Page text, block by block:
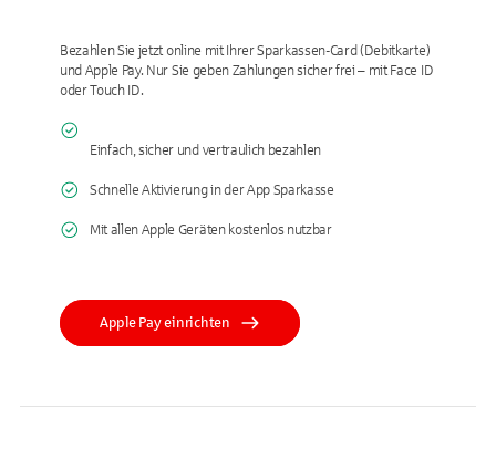
Bezahlen Sie jetzt online mit Ihrer Sparkassen-Card (Debitkarte)
und Apple Pay. Nur Sie geben Zahlungen sicher frei – mit Face ID
oder Touch ID.
Einfach, sicher und vertraulich bezahlen
Schnelle Aktivierung in der App Sparkasse
Mit allen Apple Geräten kostenlos nutzbar
Apple Pay einrichten